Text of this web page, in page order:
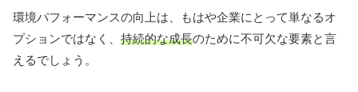
環境パフォーマンスの向上は、もはや企業にとって単なるオ
プションではなく、 持続的な成長のために不可欠な要素と言
えるでしょう。